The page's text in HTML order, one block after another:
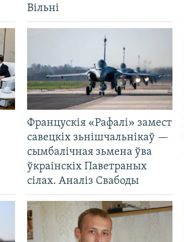
Вільні
Францускія «Рафалі» замест
савецкіх зьнішчальнікаў —
сымбалічная зьмена ўва
ўкраінскіх Паветраных
сілах. Аналіз Свабоды